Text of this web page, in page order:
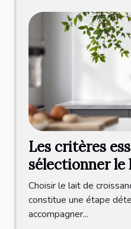
Les critères
sélectionner le
croissance
Choisir le lait de
constitue une étape
accompagner...